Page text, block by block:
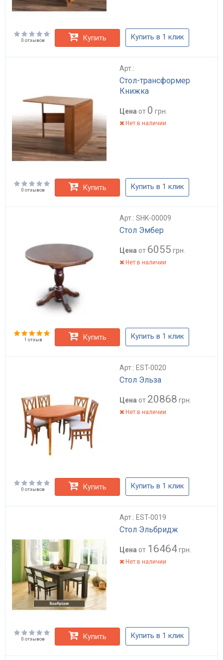
0 отзывов Купить Купить в 1 клик
Арт.:
Стол-трансформер
Книжка
Цена от 0 грн.
Нет в наличии
0 отзывов Купить Купить в 1 клик
Арт.: SHK-00009
Стол Эмбер
Цена от 6055 грн.
Нет в наличии
1 отзыв Купить Купить в 1 клик
Арт.: EST-0020
Стол Эльза
Цена от 20868 грн.
Нет в наличии
0 отзывов Купить Купить в 1 клик
Арт.: EST-0019
Стол Эльбридж
Цена от 16464грн.
Нет в наличии
0 отзывов Купить Купить в 1 клик